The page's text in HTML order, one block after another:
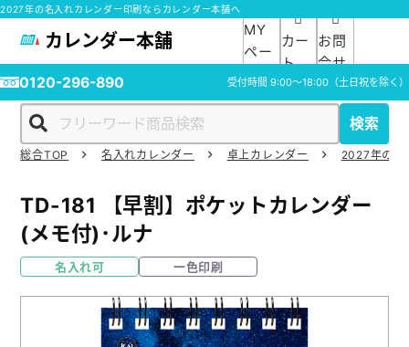
2027年の名入れカレンダー印刷ならカレンダー本舗へ
カレンダー本舗
検索
MY
ペー
ジ
カー
ト
お問
合せ
0120-296-890
受付時間 9:00～18:00 （土日祝を除く）
商品一覧
ご利用ガイド
総合TOP 名入れカレンダー 卓上カレンダー 2027年のダ
TD-181
【早割】ポケットカレンダー
(メモ付)･ルナ
名入れ可 一色印刷